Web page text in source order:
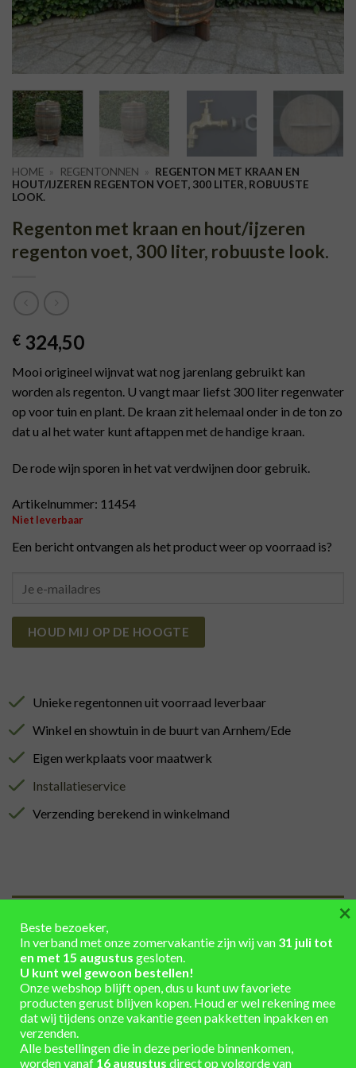
HOME » REGENTONNEN » REGENTON MET KRAAN EN
HOUT/IJZEREN REGENTON VOET, 300 LITER, ROBUUSTE
LOOK.
Regenton met kraan en hout/ijzeren
regenton voet, 300 liter, robuuste look.
€ 324,50
Mooi origineel wijnvat wat nog jarenlang gebruikt kan
worden als regenton. U vangt maar liefst 300 liter regenwater
op voor tuin en plant. De kraan zit helemaal onder in de ton zo
dat u al het water kunt aftappen met de handige kraan.
De rode wijn sporen in het vat verdwijnen door gebruik.
Artikelnummer: 11454
Niet leverbaar
Een bericht ontvangen als het product weer op voorraad is?
HOUD MIJ OP DE HOOGTE
Unieke regentonnen uit voorraad leverbaar
Winkel en showtuin in de buurt van Arnhem/Ede
Eigen werkplaats voor maatwerk
Installatieservice
Verzending berekend in winkelmand
AFMETINGEN Hoogte 121 cm x Diameter 76 cm
INHOUD
(LITER)
300
MATERIAAL Eiken hout – gebruikt
KLEUR
BANDEN
deels roestig of wit uitgeslagen banden,
gegalvaniseerd, onbehandeld
Beste bezoeker,
In verband met onze zomervakantie zijn wij van 31 juli tot
en met 15 augustus gesloten.
U kunt wel gewoon bestellen!
Onze webshop blijft open, dus u kunt uw favoriete
producten gerust blijven kopen. Houd er wel rekening mee
dat wij tijdens onze vakantie geen pakketten inpakken en
verzenden.
Alle bestellingen die in deze periode binnenkomen,
worden vanaf 16 augustus direct op volgorde van
×